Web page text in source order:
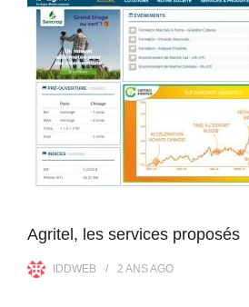
Agritel, les services proposés
IDDWEB 2 ANSAGO